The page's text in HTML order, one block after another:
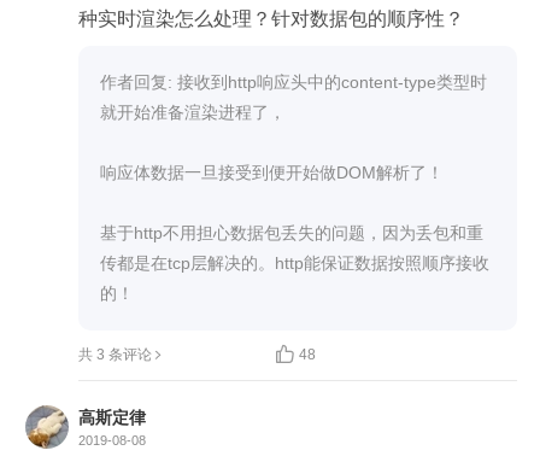
种实时渲染怎么处理？针对数据包的顺序性？
作者回复: 接收到http响应头中的content-type类型时
就开始准备渲染进程了，
响应体数据一旦接受到便开始做DOM解析了！
基于http不用担心数据包丢失的问题，因为丢包和重
传都是在tcp层解决的。http能保证数据按照顺序接收
的！
共 3 条评论  48
高斯定律
2019-08-08